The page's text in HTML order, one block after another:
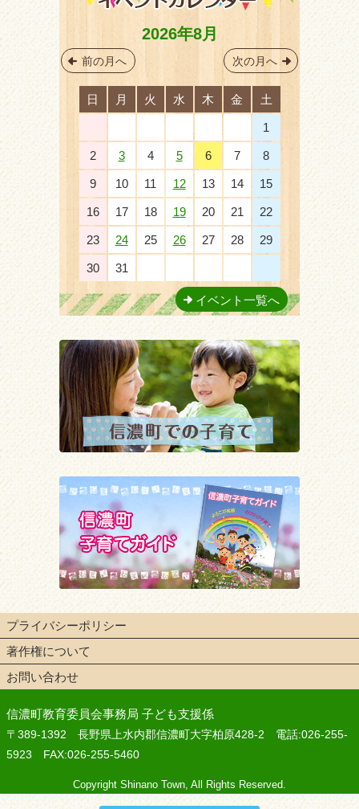
前の月へ 次の月へ
2026年8月
日 月 火 水 木 金 土
1
2 3 4 5 6 7 8
9 10 11 12 13 14 15
16 17 18 19 20 21 22
23 24 25 26 27 28 29
30 31
イベント一覧へ
プライバシーポリシー
著作権について
お問い合わせ
信濃町教育委員会事務局 子ども支援係
〒389-1392 長野県上水内郡信濃町大字柏原428-2 電話:026-255-
5923 FAX:026-255-5460
Copyright Shinano Town, All Rights Reserved.